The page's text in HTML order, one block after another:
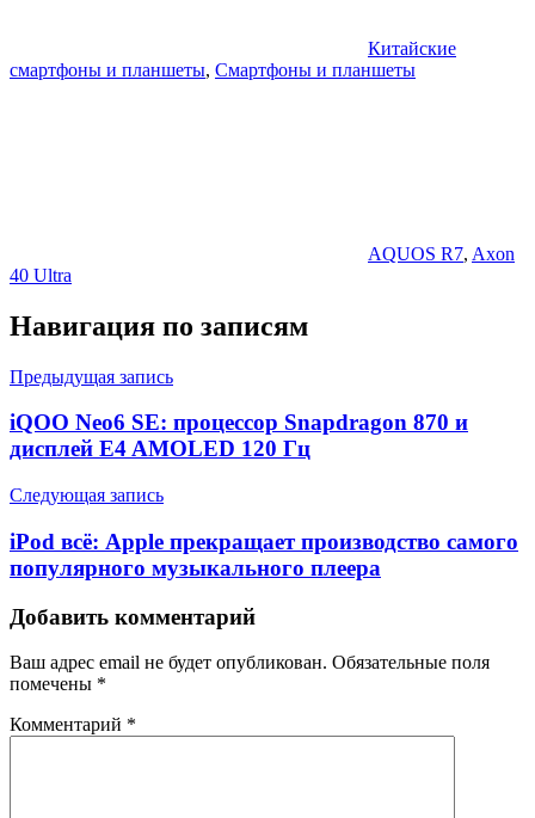
Китайские
смартфоны и планшеты, Смартфоны и планшеты
AQUOS R7, Axon
40 Ultra
Навигация по записям
Предыдущая запись
iQOO Neo6 SE: процессор Snapdragon 870 и
дисплей E4 AMOLED 120 Гц
Следующая запись
iPod всё: Apple прекращает производство самого
популярного музыкального плеера
Добавить комментарий
Ваш адрес email не будет опубликован. Обязательные поля
помечены *
Комментарий *